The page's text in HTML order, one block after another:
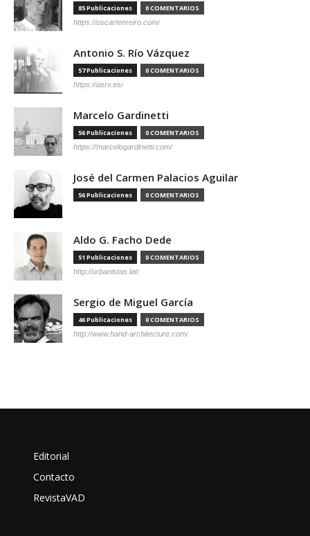
85 Publicaciones 0 COMENTARIOS
https://oscartenreiro.com/
Antonio S. Río Vázquez
57 Publicaciones 0 COMENTARIOS
https://asrv.es/
Marcelo Gardinetti
56 Publicaciones 0 COMENTARIOS
https://marcelogardinetti.com/
José del Carmen Palacios Aguilar
56 Publicaciones 0 COMENTARIOS
Aldo G. Facho Dede
51 Publicaciones 0 COMENTARIOS
http://urbanistas.lat/
Sergio de Miguel García
46 Publicaciones 0 COMENTARIOS
http://www.hand-architecture.com/
Editorial
Contacto
RevistaVAD